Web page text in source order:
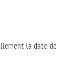
la date de